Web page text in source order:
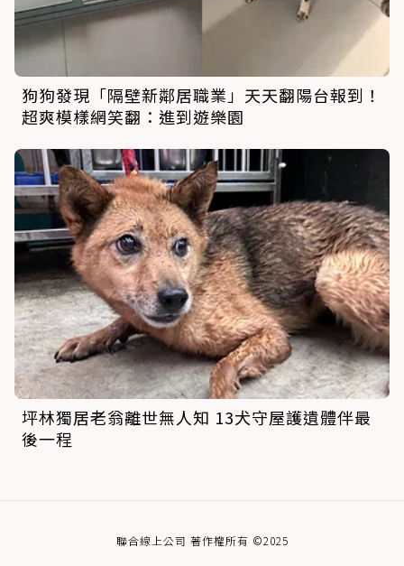
狗狗發現「隔壁新鄰居職業」天天翻陽台報到！
超爽模樣網笑翻：進到遊樂園
坪林獨居老翁離世無人知 13犬守屋護遺體伴最
後一程
聯合線上公司 著作權所有 ©2025